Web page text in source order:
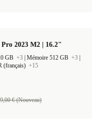
2023 M2 | 16.2"
GB +3 Mémoire 512 GB +3
(français) +15
€ (Nouveau)